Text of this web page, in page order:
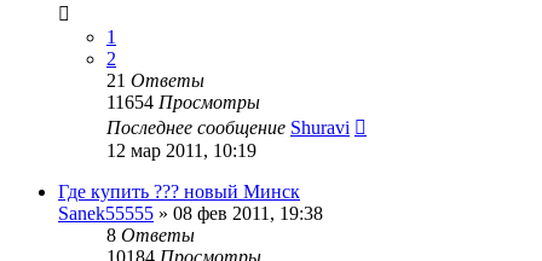
1
2
21 Ответы
11654 Просмотры
Последнее сообщение Shuravi
12 мар 2011, 10:19
Где купить ??? новый Минск
Sanek55555 » 08 фев 2011, 19:38
8 Ответы
10184 Просмотры